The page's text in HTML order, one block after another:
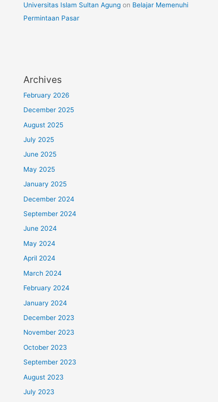
Universitas Islam Sultan Agung on Belajar Memenuhi
Permintaan Pasar
Archives
February 2026
December 2025
August 2025
July 2025
June 2025
May 2025
January 2025
December 2024
September 2024
June 2024
May 2024
April 2024
March 2024
February 2024
January 2024
December 2023
November 2023
October 2023
September 2023
August 2023
July 2023